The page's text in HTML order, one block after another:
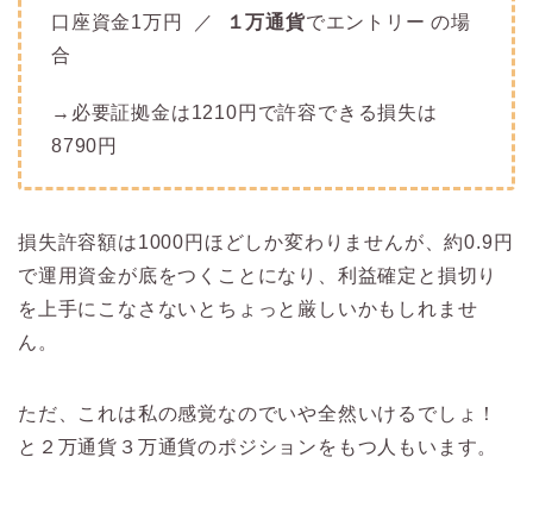
口座資金1万円 ／ １万通貨でエントリー の場
合
→必要証拠金は1210円で許容できる損失は
8790円
損失許容額は1000円ほどしか変わりませんが、約0.9円
で運用資金が底をつくことになり、利益確定と損切り
を上手にこなさないとちょっと厳しいかもしれませ
ん。
ただ、これは私の感覚なのでいや全然いけるでしょ！
と２万通貨３万通貨のポジションをもつ人もいます。